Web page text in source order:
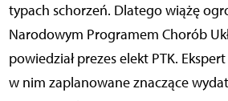
typach schorzeń. Dlatego wiążę
Narodowym Programem Chorób
powiedział prezes elekt PTK.
w nim zaplanowane znaczące